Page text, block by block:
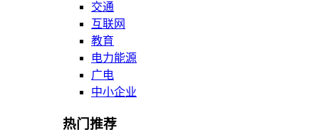
交通
互联网
教育
电力能源
广电
中小企业
热门推荐